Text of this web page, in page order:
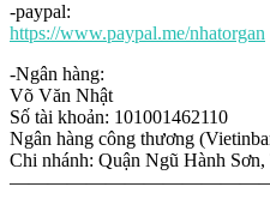
-paypal:
https://www.paypal.me/nhatorgan
-Ngân hàng:
Võ Văn Nhật
Số tài khoản: 101001462110
Ngân hàng công thương
Chi nhánh: Quận Ngũ Hành